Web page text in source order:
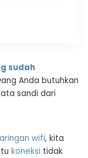
sudah
Anda butuhkan
sandi dari
wifi, kita
koneksi tidak